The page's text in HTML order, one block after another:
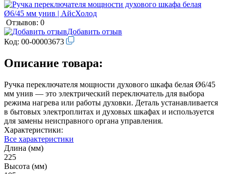
Отзывов: 0
Добавить отзыв
Код: 00-00003673
Описание товара:
Ручка переключателя мощности духового шкафа белая Ø6/45
мм унив — это электрический переключатель для выбора
режима нагрева или работы духовки. Деталь устанавливается
в бытовых электроплитах и духовых шкафах и используется
для замены неисправного органа управления.
Характеристики:
Все характеристики
Длина (мм)
225
Высота (мм)